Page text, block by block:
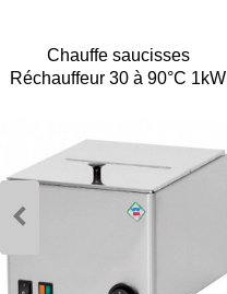
Chauffe saucisses
Réchauffeur 30 à 90°C 1kW